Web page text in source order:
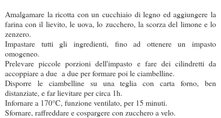
Amalgamare la ricotta con un cucchiaio di legno ed aggiungere la
farina con il lievito, le uova, lo zucchero, la scorza del limone e lo
zenzero.
Impastare tutti gli ingredienti, fino ad ottenere un impasto
omogeneo.
Prelevare piccole porzioni dell'impasto e fare dei cilindretti da
accoppiare a due a due per formare poi le ciambelline.
Disporre le ciambelline su una teglia con carta forno, ben
distanziate, e far lievitare per circa 1h.
Infornare a 170°C, funzione ventilato, per 15 minuti.
Sfornare, raffreddare e cospargere con zucchero a velo.